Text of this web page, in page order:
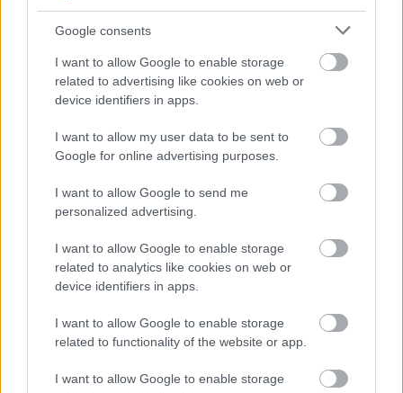
Google consents
I want to allow Google to enable storage
related to advertising like cookies on web or
device identifiers in apps.
I want to allow my user data to be sent to
Google for online advertising purposes.
I want to allow Google to send me
personalized advertising.
I want to allow Google to enable storage
related to analytics like cookies on web or
device identifiers in apps.
I want to allow Google to enable storage
related to functionality of the website or app.
I want to allow Google to enable storage
Kourtney Kardashian